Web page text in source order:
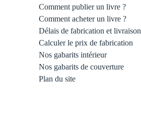
Comment publier un livre ?
Comment acheter un livre ?
Délais de fabrication et livraison
Calculer le prix de fabrication
Nos gabarits intérieur
Nos gabarits de couverture
Plan du site